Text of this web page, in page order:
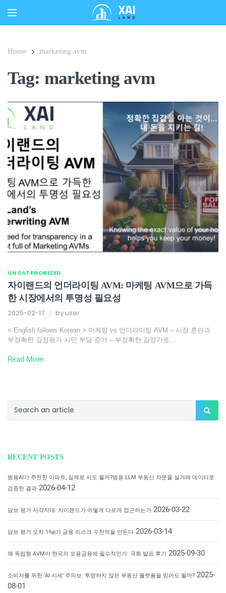
Home marketing avm
Tag: marketing avm
UNCATEGORIZED
자이랜드의 언더라이팅 AVM: 마케팅 AVM으로 가득
한 시장에서의 투명성 필요성
2025-02-17 by user
< English follows Korean > 마케팅 vs 언더라이팅 AVM – 시장 혼란과
부정확한 감정평가 시민 부담 증가 – 부정확한 감정가로…
Read More
RECENT POSTS
범용AI가 추천한 아파트, 실제로 사도 될까?범용 LLM 부동산 자문을 실거래 데이터로
검증한 결과 2026-04-12
담보 평가 사각지대: 자이랜드가 어떻게 다르게 접근하는가 2026-03-22
담보 평가 오차 1%p가 금융 리스크 수천억을 만든다 2026-03-14
왜 독립형 AVM이 한국의 포용금융에 필수적인가: 국회 발표 후기 2025-09-30
소비자를 위한 ‘AI 시세’ 주의보: 투명하지 않은 부동산 플랫폼을 믿어도 될까? 2025-
08-01